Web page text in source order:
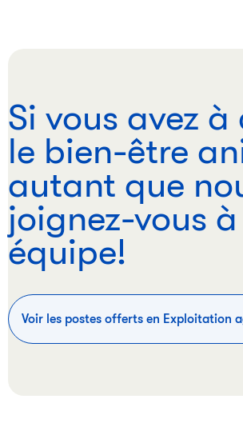
Si vous avez
le bien-être
autant que
joignez-vous
équipe!
Voir les postes offerts en Exploitation